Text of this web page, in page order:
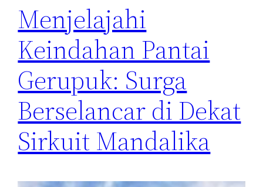
Menjelajahi
Keindahan Pantai
Gerupuk: Surga
Berselancar di Dekat
Sirkuit Mandalika